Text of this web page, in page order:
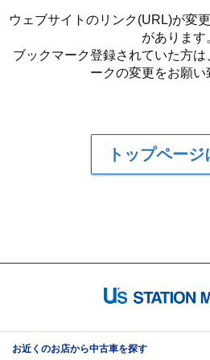
ウェブサイトのリンク(URL)が変
があります
ブックマーク登録されていた方
ークの変更をお願い
トップページ
お近くのお店から中古車を探す